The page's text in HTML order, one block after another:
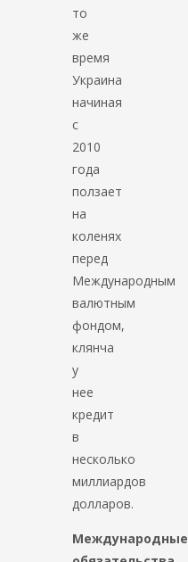
то
же
время
Украина
начиная
с
2010
года
ползает
на
коленях
перед
Международным
валютным
фондом,
клянча
у
нее
кредит
в
несколько
миллиардов
долларов.
Международные